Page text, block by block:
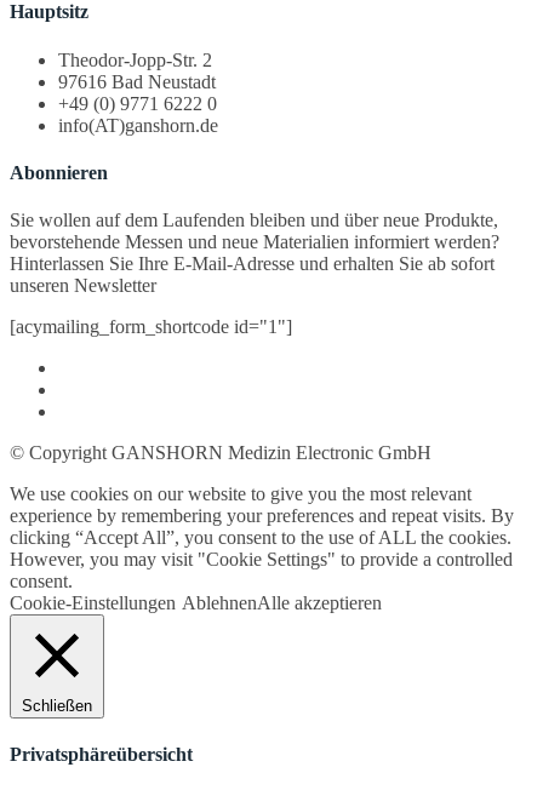
Hauptsitz
Theodor-Jopp-Str. 2
97616 Bad Neustadt
+49 (0) 9771 6222 0
info(AT)ganshorn.de
Abonnieren
Sie wollen auf dem Laufenden bleiben und über neue Produkte,
bevorstehende Messen und neue Materialien informiert werden?
Hinterlassen Sie Ihre E-Mail-Adresse und erhalten Sie ab sofort
unseren Newsletter
[acymailing_form_shortcode id="1"]
© Copyright GANSHORN Medizin Electronic GmbH
We use cookies on our website to give you the most relevant
experience by remembering your preferences and repeat visits. By
clicking “Accept All”, you consent to the use of ALL the cookies.
However, you may visit "Cookie Settings" to provide a controlled
consent.
Cookie-Einstellungen AblehnenAlle akzeptieren
Schließen
Privatsphäreübersicht